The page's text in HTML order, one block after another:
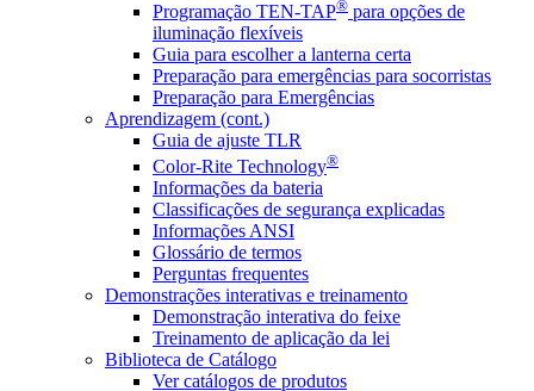
Programação TEN-TAP® para opções de
iluminação flexíveis
Guia para escolher a lanterna certa
Preparação para emergências para socorristas
Preparação para Emergências
Aprendizagem (cont.)
Guia de ajuste TLR
Color-Rite Technology®
Informações da bateria
Classificações de segurança explicadas
Informações ANSI
Glossário de termos
Perguntas frequentes
Demonstrações interativas e treinamento
Demonstração interativa do feixe
Treinamento de aplicação da lei
Biblioteca de Catálogo
Ver catálogos de produtos